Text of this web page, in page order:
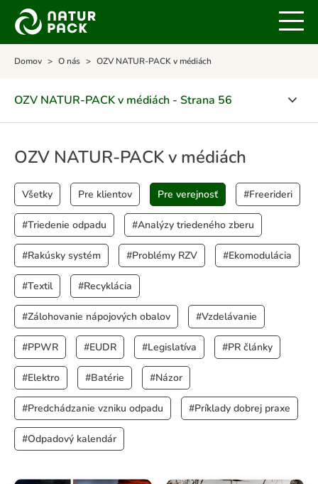
Domov O nás OZV NATUR-PACK v médiách
OZV NATUR-PACK v médiách - Strana 56
Certifikáty
POLITIKA INTEGROVANÉHO MANAŽÉRSKEHO
SYSTÉMU
Ocenenia
OZV NATUR-PACK v médiách
Kalendár aktivít
Vedenie
O spoločnosti NATUR-PACK plus
OZV NATUR-PACK v médiách
Všetky Pre klientov Pre verejnosť #Freerideri
#Triedenie odpadu #Analýzy triedeného zberu
#Rakúsky systém #Problémy RZV #Ekomodulácia
#Textil #Recyklácia
#Zálohovanie nápojových obalov #Vzdelávanie
#PPWR #EUDR #Legislatíva #PR články
#Elektro #Batérie #Názor
#Predchádzanie vzniku odpadu #Príklady dobrej praxe
#Odpadový kalendár